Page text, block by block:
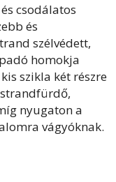
csodálatos
és
szélvédett,
homokja
szikla két részre
nyugaton a
vágyóknak.